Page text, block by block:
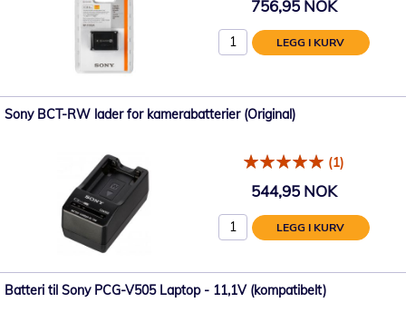
756,95 NOK
LEGG I KURV
Sony BCT-RW lader for kamerabatterier (Original)
(1)
544,95 NOK
LEGG I KURV
Batteri til Sony PCG-V505 Laptop - 11,1V (kompatibelt)